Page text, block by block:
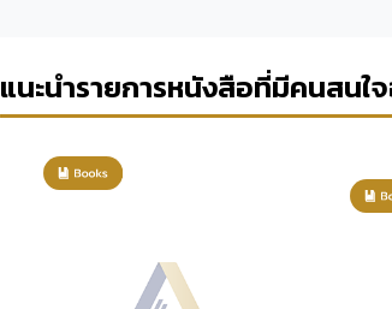
แนะนำรายการหนังสือที่มีคนสนใ